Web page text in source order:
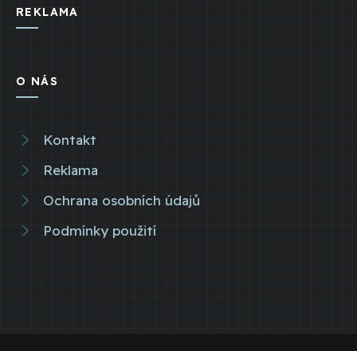
REKLAMA
O NÁS
Kontakt
Reklama
Ochrana osobních údajů
Podmínky použití